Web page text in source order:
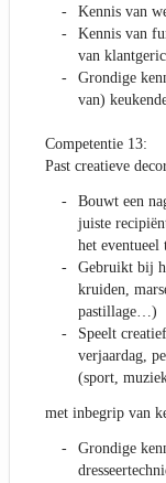
Kennis van
Kennis van
van
Grondige
van)
Competentie 13:
Past creatieve
Bouwt een
juiste
het eventueel
Gebruikt bij
kruiden,
pastillage…)
Speelt
verjaardag,
(sport,
met inbegrip van
Grondige